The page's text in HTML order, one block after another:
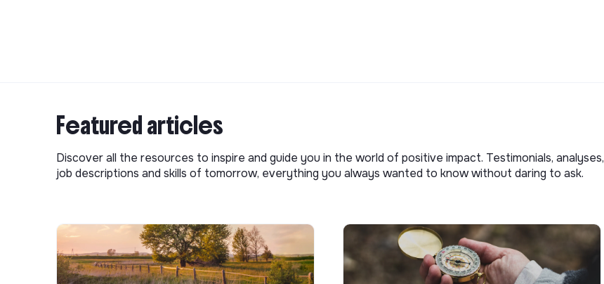
Featured articles
Discover all the resources to inspire and guide you in the world of positive impact. Testimonials, analyses,
job descriptions and skills of tomorrow, everything you always wanted to know without daring to ask.